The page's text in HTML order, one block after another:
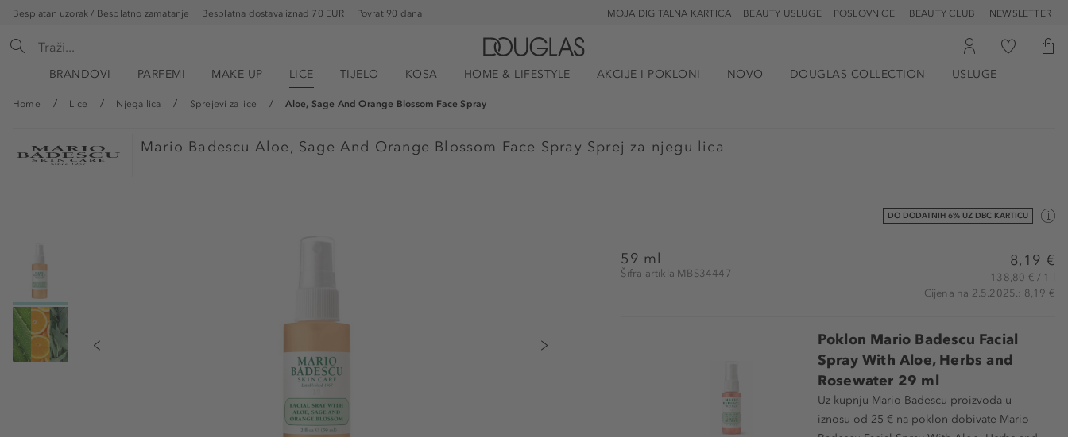
Besplatan uzorak / Besplatno zamatanje Besplatna dostava iznad 70 EUR Povrat 90 dana POSLOVNICE BEAUTY CLUB NEWSLETTER
BEAUTY USLUGE
MOJA DIGITALNA KARTICA
BRANDOVI PARFEMI MAKE UP LICE TIJELO KOSA HOME & LIFESTYLE AKCIJE I POKLONI NOVO DOUGLAS COLLECTION USLUGE
Home Lice Njega lica Sprejevi za lice Aloe, Sage And Orange Blossom Face Spray
Mario Badescu Aloe, Sage And Orange Blossom Face Spray Sprej za njegu lica
DO DODATNIH 6% UZ DBC KARTICU
59 ml
Šifra artikla MBS34447
8,19 €
138,80 € / 1 l
Cijena na 2.5.2025.: 8,19 €
Poklon Mario Badescu Facial
Spray With Aloe, Herbs and
Rosewater 29 ml
Uz kupnju Mario Badescu proizvoda u
iznosu od 25 € na poklon dobivate Mario